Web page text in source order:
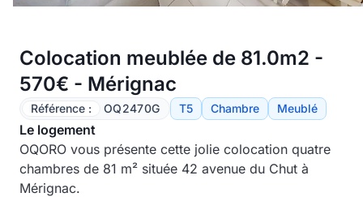
Colocation meublée de 81.0m2 -
570€ - Mérignac
Référence : OQ2470G T5 Chambre Meublé
Le logement
OQORO vous présente cette jolie colocation quatre
chambres de 81 m² située 42 avenue du Chut à
Mérignac.